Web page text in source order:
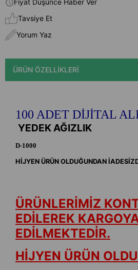
Fiyat Düşünce Haber Ver
Tavsiye Et
Yorum Yaz
ÜRÜN ÖZELLIKLERI
100 ADET DİJİTAL
YEDEK AĞIZLIK
D-1000
HİJYEN ÜRÜN OLDUĞUNDAN
ÜRÜNLERİMİZ
EDİLEREK
EDİLMEKTEDİR.
HİJYEN ÜRÜN